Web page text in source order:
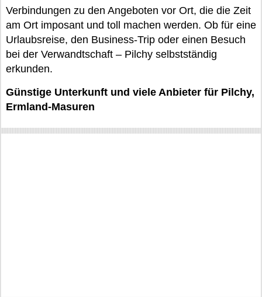
Verbindungen zu den Angeboten vor Ort, die die Zeit
am Ort imposant und toll machen werden. Ob für eine
Urlaubsreise, den Business-Trip oder einen Besuch
bei der Verwandtschaft – Pilchy selbstständig
erkunden.
Günstige Unterkunft und viele Anbieter für Pilchy,
Ermland-Masuren